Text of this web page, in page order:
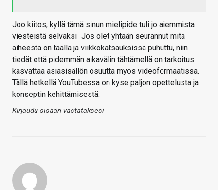
Joo kiitos, kyllä tämä sinun mielipide tuli jo aiemmista
viesteistä selväksi Jos olet yhtään seurannut mitä
aiheesta on täällä ja viikkokatsauksissa puhuttu, niin
tiedät että pidemmän aikavälin tähtämellä on tarkoitus
kasvattaa asiasisällön osuutta myös videoformaatissa.
Tällä hetkellä YouTubessa on kyse paljon opettelusta ja
konseptin kehittämisestä.
Kirjaudu sisään vastataksesi